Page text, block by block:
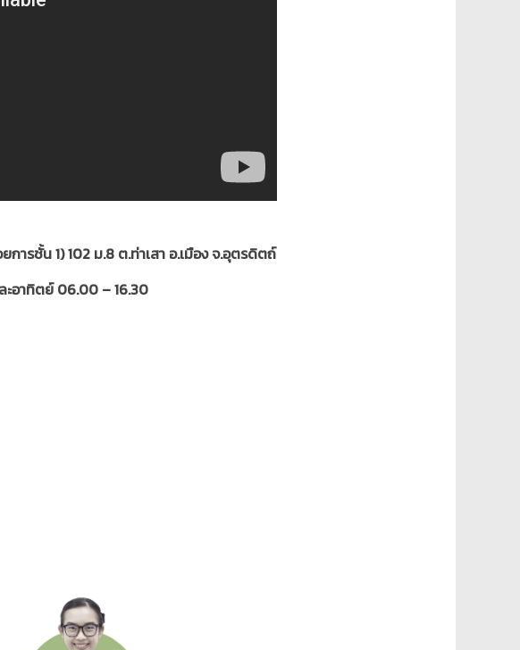
การชั้น 1)102 ม.8 ต.ท่าเสา อ.เมือง จ.อุตรดิตถ์
ะอาทิตย์ 06.00 – 16.30